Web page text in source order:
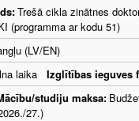
Trešā cikla zinātnes
(programma ar kodu 51)
(LV/EN)
laika Izglītības ieguves
studiju maksa:
27.)